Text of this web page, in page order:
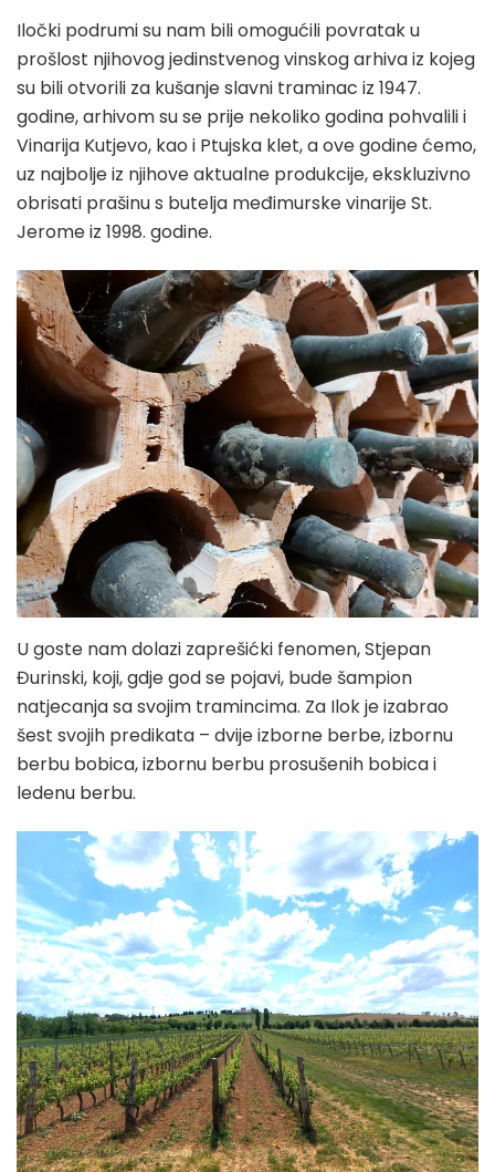
Iločki podrumi su nam bili omogućili povratak u
prošlost njihovog jedinstvenog vinskog arhiva iz kojeg
su bili otvorili za kušanje slavni traminac iz 1947.
godine, arhivom su se prije nekoliko godina pohvalili i
Vinarija Kutjevo, kao i Ptujska klet, a ove godine ćemo,
uz najbolje iz njihove aktualne produkcije, ekskluzivno
obrisati prašinu s butelja međimurske vinarije St.
Jerome iz 1998. godine.
U goste nam dolazi zaprešićki fenomen, Stjepan
Đurinski, koji, gdje god se pojavi, bude šampion
natjecanja sa svojim tramincima. Za Ilok je izabrao
šest svojih predikata – dvije izborne berbe, izbornu
berbu bobica, izbornu berbu prosušenih bobica i
ledenu berbu.